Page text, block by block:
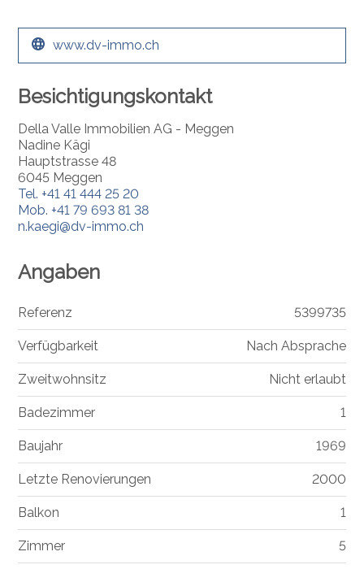
www.dv-immo.ch
Besichtigungskontakt
Della Valle Immobilien AG - Meggen
Nadine Kägi
Hauptstrasse 48
6045 Meggen
Tel. +41 41 444 25 20
Mob. +41 79 693 81 38
n.kaegi@dv-immo.ch
Angaben
Referenz 5399735
Verfügbarkeit Nach Absprache
Zweitwohnsitz Nicht erlaubt
Badezimmer 1
Baujahr 1969
Letzte Renovierungen 2000
Balkon 1
Zimmer 5